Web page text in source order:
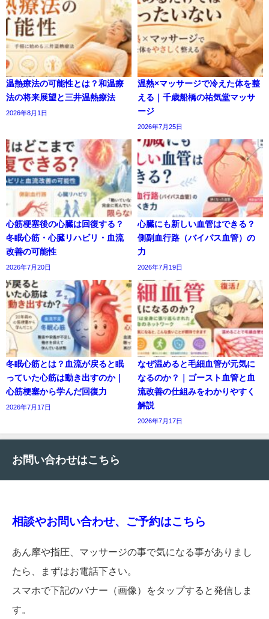
温熱療法の可能性とは？和温療
法の将来展望と三井温熱療法
2026年8月1日
温熱×マッサージで冷えた体を整
える｜千歳船橋の祐気堂マッサ
ージ
2026年7月25日
心筋梗塞後の心臓は回復する？
冬眠心筋・心臓リハビリ・血流
改善の可能性
2026年7月20日
心臓にも新しい血管はできる？
側副血行路（バイパス血管）の
力
2026年7月19日
冬眠心筋とは？血流が戻ると眠
っていた心筋は動き出すのか｜
心筋梗塞から学んだ回復力
2026年7月17日
なぜ温めると毛細血管が元気に
なるのか？｜ゴースト血管と血
流改善の仕組みをわかりやすく
解説
2026年7月17日
お問い合わせはこちら
相談やお問い合わせ、ご予約はこちら
あん摩や指圧、マッサージの事で気になる事がありまし
たら、まずはお電話下さい。
スマホで下記のバナー（画像）をタップすると発信しま
す。